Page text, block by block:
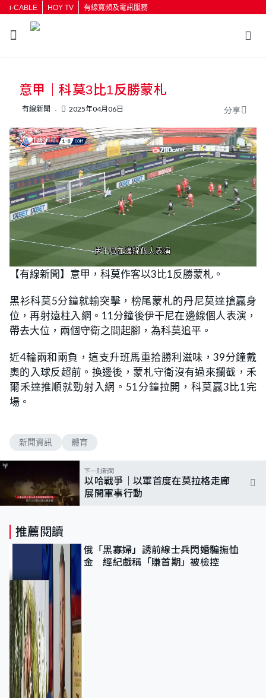
i-CABLE HOY TV 有線寬頻及電訊服務
按輸入鍵開始搜尋
意甲｜科莫3比1反勝蒙札
有線新聞 2025年04月06日 分享
n
m
u
e
o
a
d
d
:
6
4
2
9
【有線新聞】意甲，科莫作客以3比1反勝蒙札。
黑衫科莫5分鐘就輸突擊，榜尾蒙札的丹尼莫達搶贏身
位，再射遠柱入網。11分鐘後伊干尼在邊線個人表演，
帶去大位，兩個守衛之間起腳，為科莫追平。
近4輪兩和兩負，這支升班馬重拾勝利滋味，39分鐘戴
奧的入球反超前。換邊後，蒙札守衛沒有過來攔截，禾
爾禾達推順就勁射入網。51分鐘拉開，科莫贏3比1完
場。
新聞資訊 體育
下一則新聞
以哈戰爭｜以軍首度在莫拉格走廊
展開軍事行動
推薦閱讀
俄「黑寡婦」誘前線士兵閃婚騙撫恤
金 經紀戲稱「賺首期」被檢控